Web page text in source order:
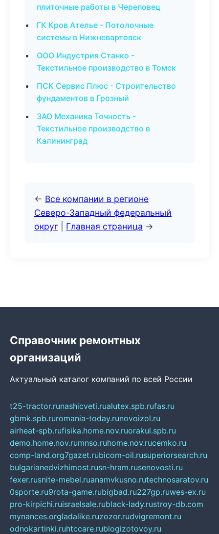
плиточные работы в Череповец
ГК Кров Ателье - Потолочные
системы в Нижневартовск
ООО Индустрия Станко -
Текстильное производство в Томск
ПСК Сервис Плюс - Строительство
фундаментов в Грозный
ЗАО Механика Точность -
Текстильное производство в
Калининград
← Все компании в регионе
Северо-Западный федеральный
округ
Главная страница →
Справочник ремонтных
организаций
Актуальный каталог компаний по всей России
t25-tractor.runashicveti.rualutex.spb.rufas.ru
gbmk.spb.ruromania-today.runovoizol.ru
airheat-spb.rufisika.home.nov.ruorakul.spb.ru
demo.home.nov.rumnso.ruhome.nov.rucemko.ru
comp-land.org7gazet.rubicom-oil.rusuperiorsearch.ru
bulgarianedvizhimost.rusn-hram.rusenovosti.ru
fexer.rusnite-mebel.ruanamvkusno.rutechnosaratov.ru
0sporte.ru9rota-game.rubigbad.ru227gp.ruwes-ex.ru
pro-kirpichi.ruisraelsale.rublack-lady.rustroy-db.com
mynances.orgladalike.ruzozor.rudvigremont.ru
odnokartinki.ruhtccare.rublogizotovoy.ru